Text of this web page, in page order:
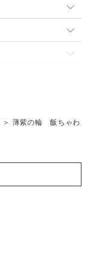
＞ 薄紫の輪 飯ちゃわ